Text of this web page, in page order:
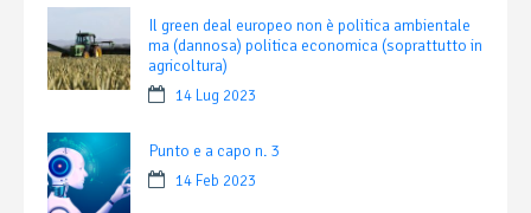
Il green deal europeo non è politica ambientale
ma (dannosa) politica economica (soprattutto in
agricoltura)
14 Lug 2023
Punto e a capo n. 3
14 Feb 2023